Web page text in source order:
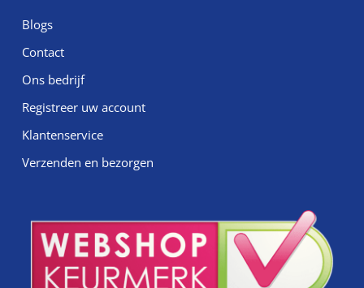
Blogs
Contact
Ons bedrijf
Registreer uw account
Klantenservice
Verzenden en bezorgen